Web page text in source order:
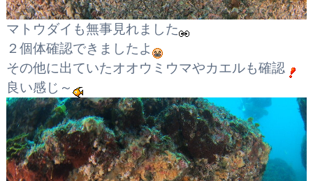
マトウダイも無事見れました
２個体確認できましたよ
その他に出ていたオオウミウマやカエルも確認
良い感じ～